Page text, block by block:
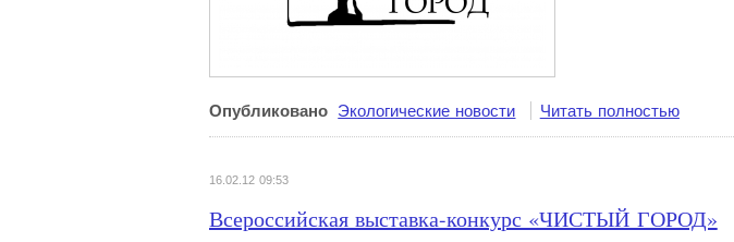
Опубликовано Экологические новости Читать полностью
16.02.12 09:53
Всероссийская выставка-конкурс «ЧИСТЫЙ ГОРОД»